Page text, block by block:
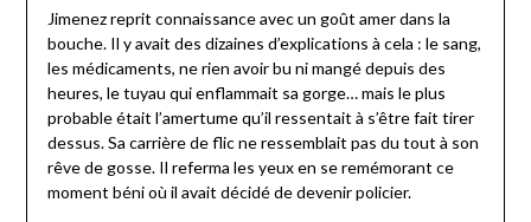
Jimenez reprit connaissance avec un goût amer dans la
bouche. Il y avait des dizaines d’explications à cela : le sang,
les médicaments, ne rien avoir bu ni mangé depuis des
heures, le tuyau qui enflammait sa gorge… mais le plus
probable était l’amertume qu’il ressentait à s’être fait tirer
dessus. Sa carrière de flic ne ressemblait pas du tout à son
rêve de gosse. Il referma les yeux en se remémorant ce
moment béni où il avait décidé de devenir policier.